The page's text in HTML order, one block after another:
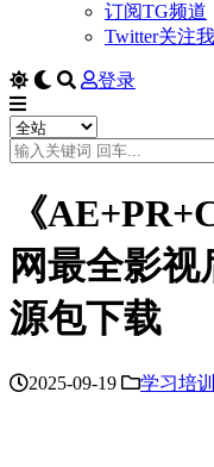
订阅TG频道
Twitter关注我
登录
《
网最全影
源包下载
2025-09-19 学习培